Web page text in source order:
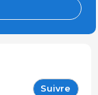
Suivre